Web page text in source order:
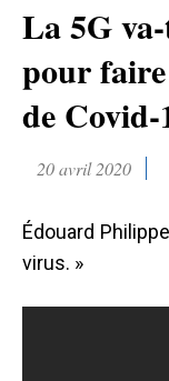
La 5G
pour
de Covid-
20 avril 2020
Édouard
virus. »